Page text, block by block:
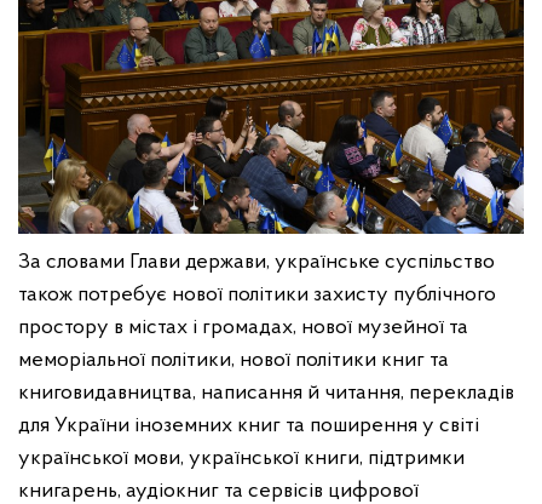
За словами Глави держави, українське суспільство
також потребує нової політики захисту публічного
простору в містах і громадах, нової музейної та
меморіальної політики, нової політики книг та
книговидавництва, написання й читання, перекладів
для України іноземних книг та поширення у світі
української мови, української книги, підтримки
книгарень, аудіокниг та сервісів цифрової